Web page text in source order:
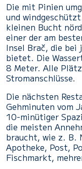
Die mit Pinien
und
kleinen Bucht
einer der am
Insel Brač, die bei
bietet. Die
8 Meter. Alle
Stromanschlüsse.
Die nächsten
Gehminuten vom
10-minütiger
die meisten
braucht, wie z. B.
Apotheke, Post,
Fischmarkt,